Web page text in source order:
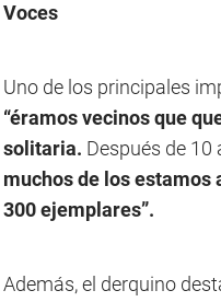
Voces
Uno de los principales
“éramos vecinos que
solitaria. Después de
muchos de los estamos
300 ejemplares”.
Además, el derquino